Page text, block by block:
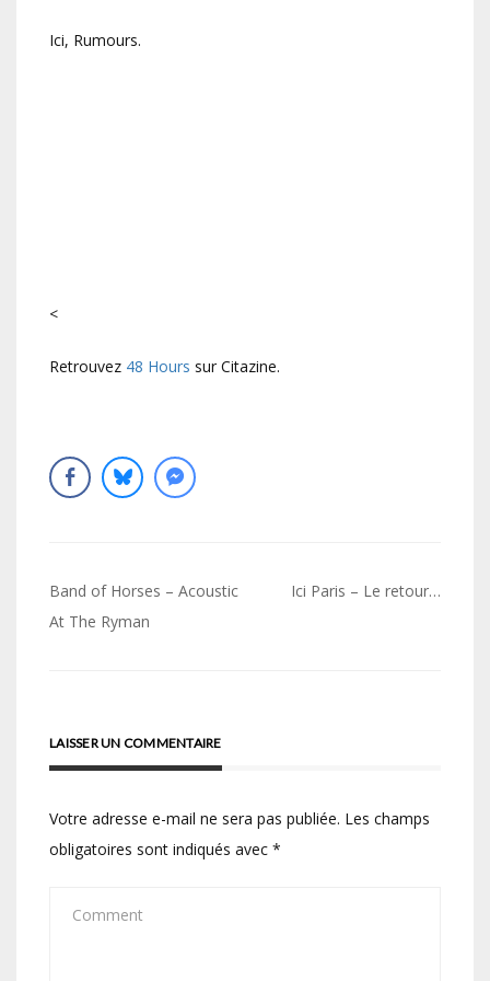
Ici, Rumours.
<
Retrouvez 48 Hours sur Citazine.
Navigation
de
Band of Horses – Acoustic
At The Ryman
Ici Paris – Le retour…
LAISSER UN COMMENTAIRE
Votre adresse e-mail ne sera pas publiée. Les champs
obligatoires sont indiqués avec *